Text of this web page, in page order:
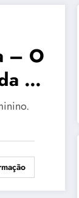
– O
de